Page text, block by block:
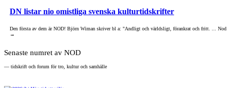
DN listar nio omistliga svenska kulturtidskrifter
Den första av dem är NOD! Björn Wiman skriver bl a: "Andligt och världsligt, förankrat och fritt. ...
→
Senaste numret av NOD
— tidskrift och forum för tro, kultur och samhälle